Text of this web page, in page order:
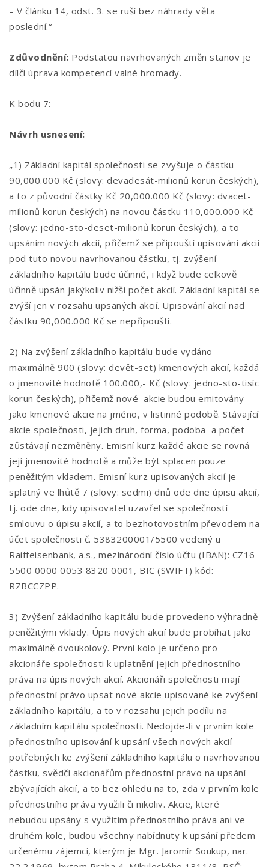
– V článku 14, odst. 3. se ruší bez náhrady věta
poslední.“
Zdůvodnění: Podstatou navrhovaných změn stanov je
dílčí úprava kompetencí valné hromady.
K bodu 7:
Návrh usnesení:
„1) Základní kapitál společnosti se zvyšuje o částku
90,000.000 Kč (slovy: devadesát-milionů korun českých),
a to z původní částky Kč 20,000.000 Kč (slovy: dvacet-
milionů korun českých) na novou částku 110,000.000 Kč
(slovy: jedno-sto-deset-milionů korun českých), a to
upsáním nových akcií, přičemž se připouští upisování akcií
pod tuto novou navrhovanou částku, tj. zvýšení
základního kapitálu bude účinné, i když bude celkově
účinně upsán jakýkoliv nižší počet akcií. Základní kapitál se
zvýší jen v rozsahu upsaných akcií. Upisování akcií nad
částku 90,000.000 Kč se nepřipouští.
2) Na zvýšení základního kapitálu bude vydáno
maximálně 900 (slovy: devět-set) kmenových akcií, každá
o jmenovité hodnotě 100.000,- Kč (slovy: jedno-sto-tisíc
korun českých), přičemž nové akcie budou emitovány
jako kmenové akcie na jméno, v listinné podobě. Stávající
akcie společnosti, jejich druh, forma, podoba a počet
zůstávají nezměněny. Emisní kurz každé akcie se rovná
její jmenovité hodnotě a může být splacen pouze
peněžitým vkladem. Emisní kurz upisovaných akcií je
splatný ve lhůtě 7 (slovy: sedmi) dnů ode dne úpisu akcií,
tj. ode dne, kdy upisovatel uzavřel se společností
smlouvu o úpisu akcií, a to bezhotovostním převodem na
účet společnosti č. 5383200001/5500 vedený u
Raiffeisenbank, a.s., mezinárodní číslo účtu (IBAN): CZ16
5500 0000 0053 8320 0001, BIC (SWIFT) kód:
RZBCCZPP.
3) Zvýšení základního kapitálu bude provedeno výhradně
peněžitými vklady. Úpis nových akcií bude probíhat jako
maximálně dvoukolový. První kolo je určeno pro
akcionáře společnosti k uplatnění jejich přednostního
práva na úpis nových akcií. Akcionáři společnosti mají
přednostní právo upsat nové akcie upisované ke zvýšení
základního kapitálu, a to v rozsahu jejich podílu na
základním kapitálu společnosti. Nedojde-li v prvním kole
přednostního upisování k upsání všech nových akcií
potřebných ke zvýšení základního kapitálu o navrhovanou
částku, svědčí akcionářům přednostní právo na upsání
zbývajících akcií, a to bez ohledu na to, zda v prvním kole
přednostního práva využili či nikoliv. Akcie, které
nebudou upsány s využitím přednostního práva ani ve
druhém kole, budou všechny nabídnuty k upsání předem
určenému zájemci, kterým je Mgr. Jaromír Soukup, nar.